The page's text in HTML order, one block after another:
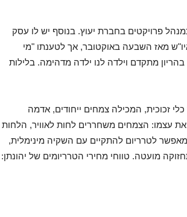
כיום כמנהל פרויקטים בחברת יעוץ. בנוסף יש לו עסק
ויצירת טרריומים. יהונתן שירת מעל 200 יום באיו"ש מאז השבעה באוקטובר, אך לטענתו "מי
מתקדם וילדה לנו ילדה מדהימה. בלילות
זכוכית, המכילה צמחים ייחודים, אדמה
את עצמו: הצמחים משחררים לחות לאוויר, הלחות
לטרריום להתקיים עם השקיה מינימלית,
מועטה. טווחי מחירי הטרריומים של יהונתן: